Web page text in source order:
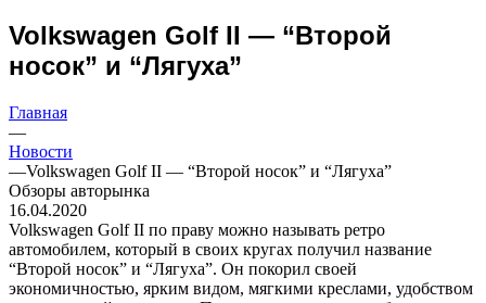
Volkswagen Golf II — “Второй
носок” и “Лягуха”
Главная
—
Новости
—Volkswagen Golf II — “Второй носок” и “Лягуха”
Обзоры авторынка
16.04.2020
Volkswagen Golf II по праву можно называть ретро
автомобилем, который в своих кругах получил название
“Второй носок” и “Лягуха”. Он покорил своей
экономичностью, ярким видом, мягкими креслами, удобством